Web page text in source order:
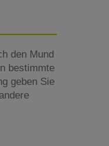
den Mund
bestimmte
geben Sie